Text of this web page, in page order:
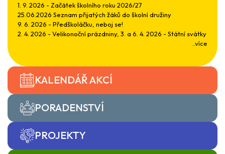
1. 9. 2026 - Začátek školního roku 2026/27
25.06.2026 Seznam přijatých žáků do školní družiny
9. 6. 2026 - Předškoláčku, neboj se!
2. 4. 2026 - Velikonoční prázdniny, 3. a 6. 4. 2026 - Státní svátky
..více
KALENDÁŘ AKCÍ
PORADENSTVÍ
PROJEKTY